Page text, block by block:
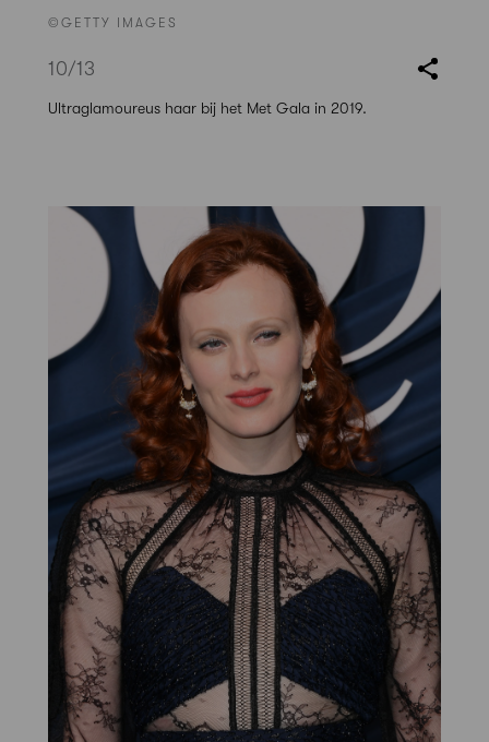
©GETTY IMAGES
10/13
Ultraglamoureus haar bij het Met Gala in 2019.